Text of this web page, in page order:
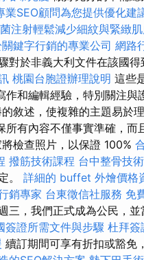
業SEO顧問為您提供優化建
注射輕鬆減少細紋與緊緻
鍵字行銷的專業公司 網路
對於非義大利文件在該國
桃園台胞證辦理說明 這些
和編輯經驗，特別關注與
敘述，使複雜的主題易於
有內容不僅事實準確，而
檢查照片，以保證 100%
撥筋技術課程 台中整骨技術
。 詳細的 buffet 外燴價格
銷專家 台東徵信社服務 免
三，我們正式成為公民，
簽證所需文件與步驟 杜拜簽
續訂期間可享有折扣或豁免